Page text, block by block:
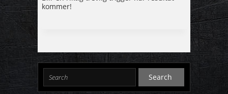
kommer!